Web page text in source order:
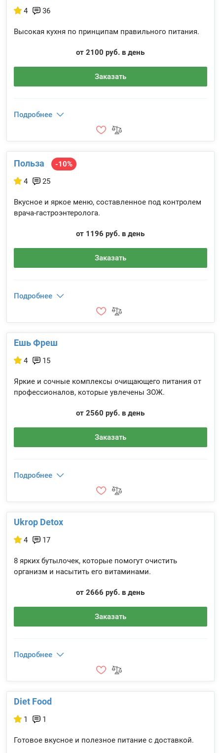
4 36
Высокая кухня по принципам правильного питания.
от 2100 руб. в день
Заказать
Подробнее
Польза
-10%
4
25
Вкусное и яркое меню, составленное под контролем
врача-гастроэнтеролога.
от 1196 руб. в день
Заказать
Подробнее
Ешь Фреш
4 15
Яркие и сочные комплексы очищающего питания от
профессионалов, которые увлечены ЗОЖ.
от 2560 руб. в день
Заказать
Подробнее
Ukrop Detox
4 17
8 ярких бутылочек, которые помогут очистить
организм и насытить его витаминами.
от 2666 руб. в день
Заказать
Подробнее
Diet Food
1 1
Готовое вкусное и полезное питание с доставкой.